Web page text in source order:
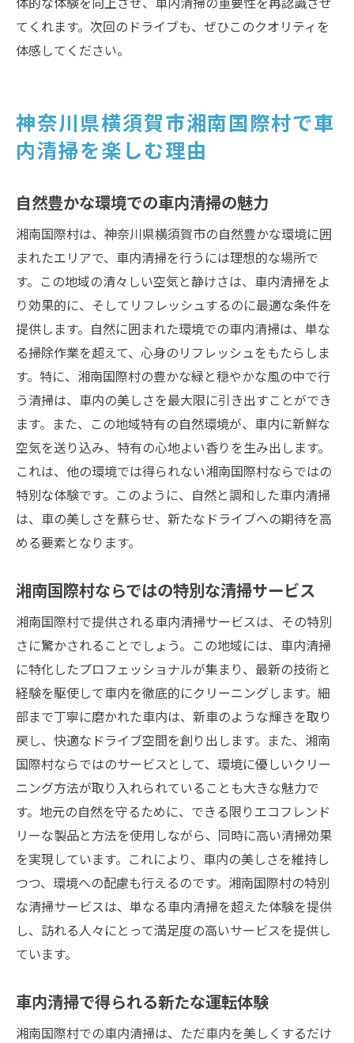
てくれます。次回のドライブも、ぜひこのクオリティを
体感してください。
神奈川県横須賀市湘南国際村で車
内清掃を楽しむ理由
自然豊かな環境での車内清掃の魅力
湘南国際村は、神奈川県横須賀市の自然豊かな環境に囲
まれたエリアで、車内清掃を行うには理想的な場所で
す。この地域の清々しい空気と静けさは、車内清掃をよ
り効果的に、そしてリフレッシュするのに最適な条件を
提供します。自然に囲まれた環境での車内清掃は、単な
る掃除作業を超えて、心身のリフレッシュをもたらしま
す。特に、湘南国際村の豊かな緑と穏やかな風の中で行
う清掃は、車内の美しさを最大限に引き出すことができ
ます。また、この地域特有の自然環境が、車内に新鮮な
空気を送り込み、特有の心地よい香りを生み出します。
これは、他の環境では得られない湘南国際村ならではの
特別な体験です。このように、自然と調和した車内清掃
は、車の美しさを蘇らせ、新たなドライブへの期待を高
める要素となります。
湘南国際村ならではの特別な清掃サービス
湘南国際村で提供される車内清掃サービスは、その特別
さに驚かされることでしょう。この地域には、車内清掃
に特化したプロフェッショナルが集まり、最新の技術と
経験を駆使して車内を徹底的にクリーニングします。細
部まで丁寧に磨かれた車内は、新車のような輝きを取り
戻し、快適なドライブ空間を創り出します。また、湘南
国際村ならではのサービスとして、環境に優しいクリー
ニング方法が取り入れられていることも大きな魅力で
す。地元の自然を守るために、できる限りエコフレンド
リーな製品と方法を使用しながら、同時に高い清掃効果
を実現しています。これにより、車内の美しさを維持し
つつ、環境への配慮も行えるのです。湘南国際村の特別
な清掃サービスは、単なる車内清掃を超えた体験を提供
し、訪れる人々にとって満足度の高いサービスを提供し
ています。
車内清掃で得られる新たな運転体験
湘南国際村での車内清掃は、ただ車内を美しくするだけ